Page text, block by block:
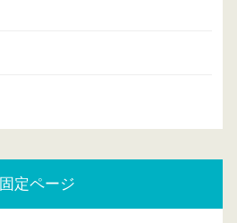
固定ページ